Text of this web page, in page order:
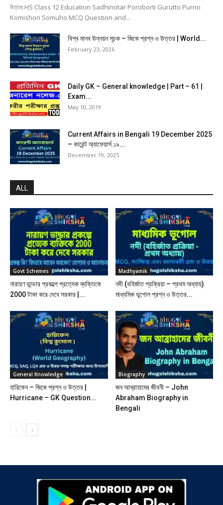
উত্তর HS Class 12 Education Sadhinotar Poroborti Gurutto Purno
Komishon Somuho MCQ Question and...
বিশ্ব মানব উন্নয়ন সূচক – জিকে প্রশ্ন ও উত্তর | World...
February 23, 2026
Daily GK – General knowledge | Part – 61 |
Exam...
May 10, 2019
Current Affairs in Bengali 19 December 2025
– কারেন্ট অ্যাফেয়ার্স ১৯...
December 19, 2025
ALL
Govt Schemes
নারায়ণ ভান্ডার প্রকল্পে প্রত্যেক ব্যক্তিকে
2000 টাকা করে দেবে সরকার |...
Madhyamik
নদী (বহির্জাত প্রক্রিয়া – প্রথম অধ্যায়)
মাধ্যমিক ভূগোল প্রশ্ন ও উত্তর...
General Knowledge
হারিকেন – জিকে প্রশ্ন ও উত্তর |
Hurricane – GK Question...
Biography
জন আব্রাহামের জীবনী – John
Abraham Biography in
Bengali